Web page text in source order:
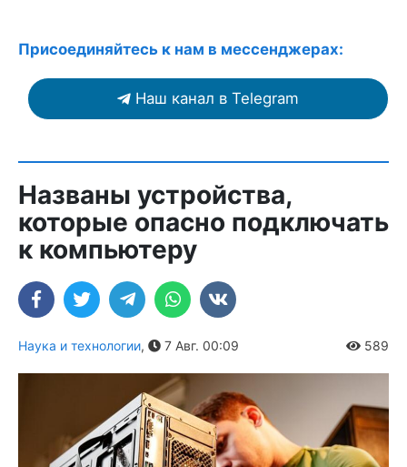
Присоединяйтесь к нам в мессенджерах:
Наш канал в Telegram
Названы устройства,
которые опасно подключать
к компьютеру
Наука и технологии, 7 Авг. 00:09 589